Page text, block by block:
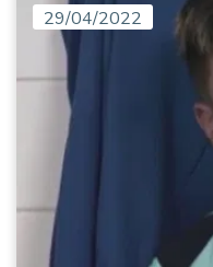
29/04/2022